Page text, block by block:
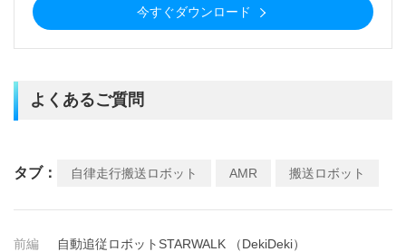
今すぐダウンロード
よくあるご質問
タブ： 自律走行搬送ロボット AMR 搬送ロボット
前編
自動追従ロボットSTARWALK （DekiDeki）